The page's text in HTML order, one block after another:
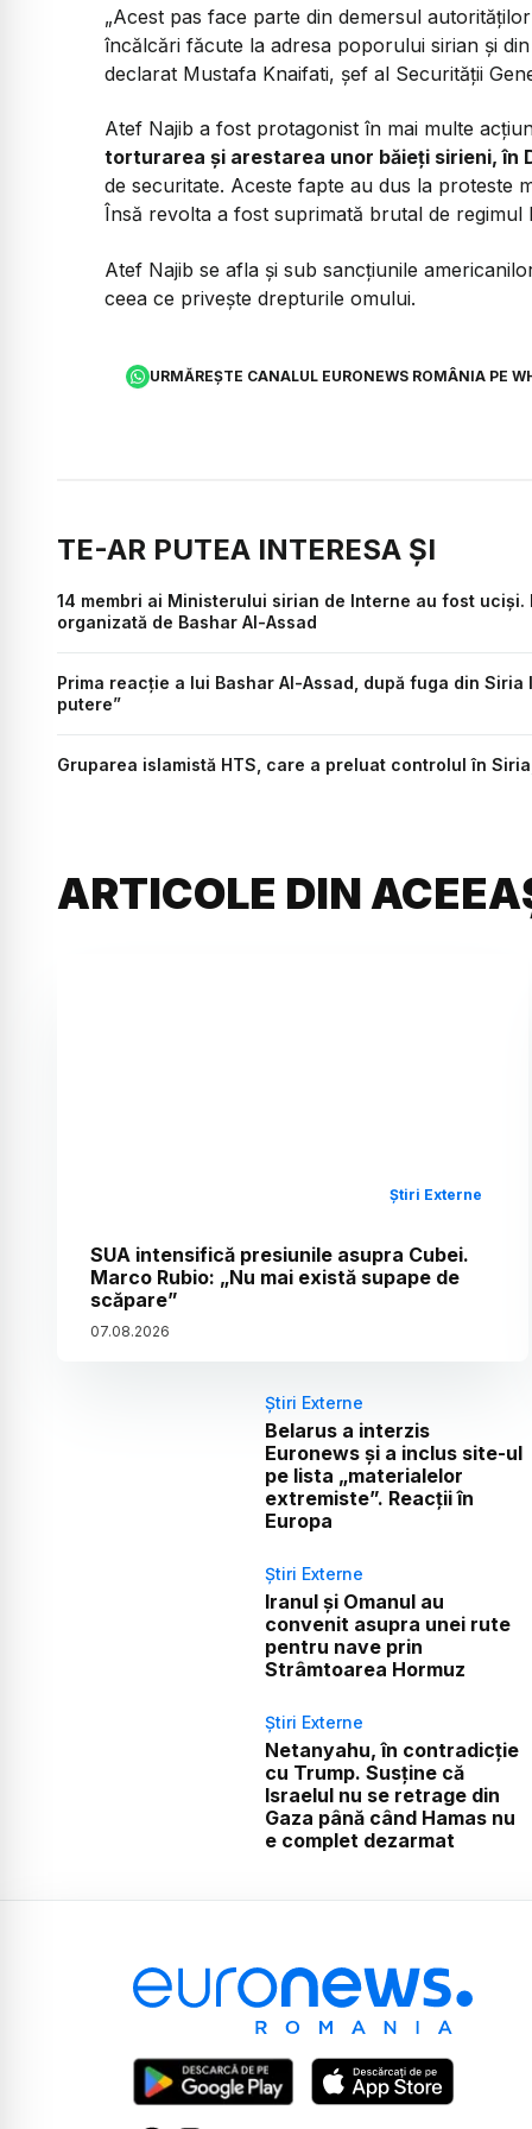
„Acest pas face parte din demersul
încălcări făcute la adresa poporului sirian și
declarat Mustafa Knaifati, șef al Securității
Atef Najib a fost protagonist în mai multe
torturarea și arestarea unor băieți sirieni, în
de securitate. Aceste fapte au dus la proteste
Însă revolta a fost suprimată brutal de regimul
Atef Najib se afla și sub sancțiunile
ceea ce privește drepturile omului.
URMĂREȘTE CANALUL EURONEWS ROMÂNIA PE
TE-AR PUTEA INTERESA ȘI
14 membri ai Ministerului sirian de Interne au fost
organizată de Bashar Al-Assad
Prima reacție a lui Bashar Al-Assad, după fuga din
putere”
Gruparea islamistă HTS, care a preluat controlul în
ARTICOLE DIN
Știri Externe
SUA intensifică presiunile asupra Cubei.
Marco Rubio: „Nu mai există supape de
scăpare”
07.08.2026
Știri Externe
Belarus a interzis
Euronews și a inclus site-ul
pe lista „materialelor
extremiste”. Reacții în
Europa
Știri Externe
Iranul și Omanul au
convenit asupra unei rute
pentru nave prin
Strâmtoarea Hormuz
Știri Externe
Netanyahu, în contradicție
cu Trump. Susține că
Israelul nu se retrage din
Gaza până când Hamas nu
e complet dezarmat